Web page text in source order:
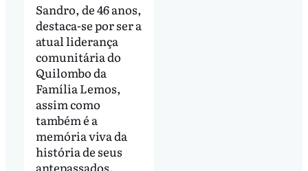
Sandro, de 46 anos,
destaca-se por ser a
atual liderança
comunitária do
Quilombo da
Família Lemos,
assim como
também é a
memória viva da
história de seus
antepassados.